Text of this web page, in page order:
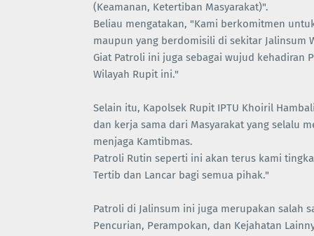
(Keamanan, Ketertiban Masyarakat)".
Beliau mengatakan, "Kami berkomitmen
maupun yang berdomisili di sekitar Jalinsum
Giat Patroli ini juga sebagai wujud
Wilayah Rupit ini."
Selain itu, Kapolsek Rupit IPTU Khoiril
dan kerja sama dari Masyarakat yang selalu
menjaga Kamtibmas.
Patroli Rutin seperti ini akan terus kami
Tertib dan Lancar bagi semua pihak."
Patroli di Jalinsum ini juga merupakan salah
Pencurian, Perampokan, dan Kejahatan